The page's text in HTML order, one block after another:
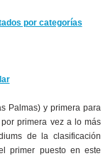
por categorías
Palmas) y primera para
primera vez a lo más
de la clasificación
primer puesto en este